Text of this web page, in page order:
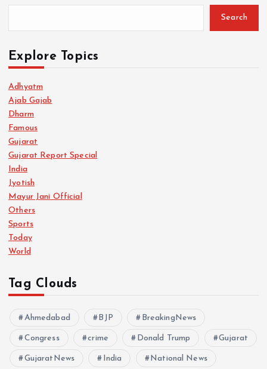
Search
Explore Topics
Adhyatm
Ajab Gajab
Dharm
Famous
Gujarat
Gujarat Report Special
India
Jyotish
Mayur Jani Official
Others
Sports
Today
World
Tag Clouds
Ahmedabad BJP BreakingNews
Congress crime Donald Trump Gujarat
GujaratNews India National News